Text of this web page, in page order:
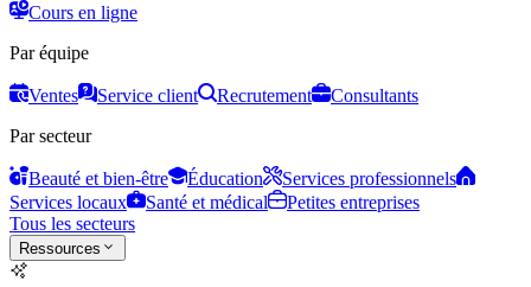
Cours en ligne
Par équipe
Ventes Service client Recrutement
Consultants
Par secteur
Beauté et bien-être Éducation
Services professionnels
Services locaux
Santé et médical
Petites entreprises
Tous les secteurs
Ressources